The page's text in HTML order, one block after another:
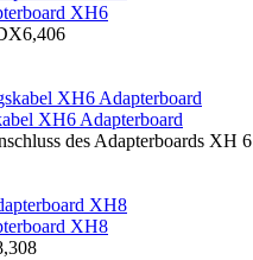
XH6
XH6 Adapterboard
des Adapterboards XH 6
XH8